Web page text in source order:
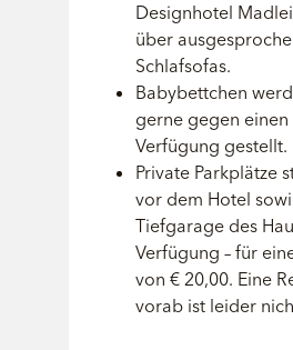
Designhotel
über
Schlafsofas.
Babybettchen
gerne gegen
Verfügung gestellt.
Private Parkplätze
vor dem Hotel
Tiefgarage des
Verfügung – für
von € 20,00. Eine
vorab ist leider